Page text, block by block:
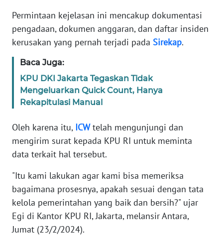
Permintaan kejelasan ini mencakup dokumentasi
pengadaan, dokumen anggaran, dan daftar insiden
kerusakan yang pernah terjadi pada Sirekap.
Baca Juga:
KPU DKI Jakarta Tegaskan Tidak
Mengeluarkan Quick Count, Hanya
Rekapitulasi Manual
Oleh karena itu, ICWtelah mengunjungi dan
mengirim surat kepada KPU RI untuk meminta
data terkait hal tersebut.
"Itu kami lakukan agar kami bisa memeriksa
bagaimana prosesnya, apakah sesuai dengan tata
kelola pemerintahan yang baik dan bersih?" ujar
Egi di Kantor KPU RI, Jakarta, melansir Antara,
Jumat (23/2/2024).
KONTAK
KAMI
INFO
IKLAN
TENTANG
KAMI
MEDIA
SIBER
KARIR
DISCLAIMER